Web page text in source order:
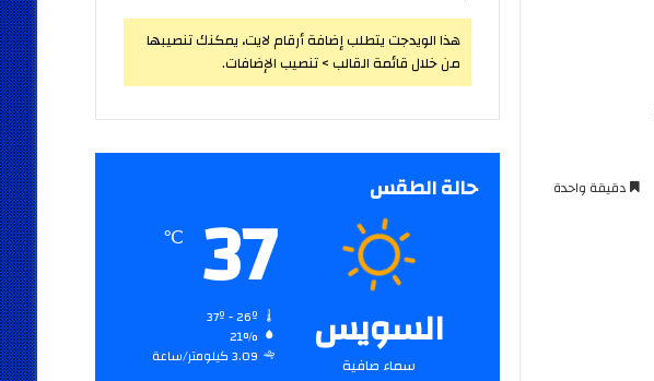
دقيقة واحدة
هذا الويدجت يتطلب إضافة أرقام لايت، يمكنك تنصيبها
من خلال قائمة القالب > تنصيب الإضافات.
حالة الطقس
السويس
سماء صافية
37
℃
21%
3.09 كيلومتر/ساعة